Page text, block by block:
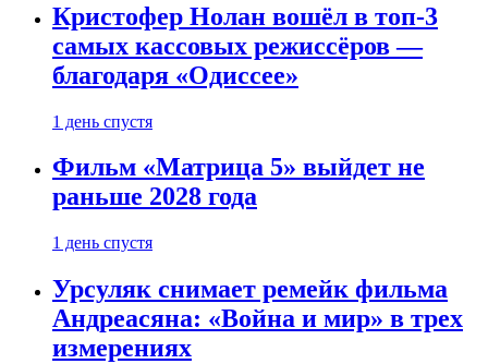
Кристофер Нолан вошёл в топ-3
самых кассовых режиссёров —
благодаря «Одиссее»
1 день спустя
Фильм «Матрица 5» выйдет не
раньше 2028 года
1 день спустя
Урсуляк снимает ремейк фильма
Андреасяна: «Война и мир» в трех
измерениях